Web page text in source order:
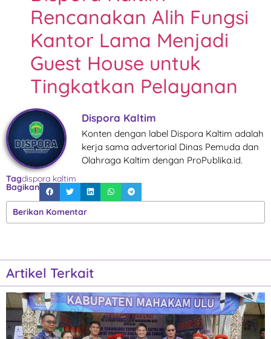
Rencanakan Alih Fungsi
Kantor Lama Menjadi
Guest House untuk
Tingkatkan Pelayanan
Dispora Kaltim
Konten dengan label Dispora Kaltim adalah
kerja sama advertorial Dinas Pemuda dan
Olahraga Kaltim dengan ProPublika.id.
Tagdispora kaltim
Bagikan
Berikan Komentar
Artikel Terkait